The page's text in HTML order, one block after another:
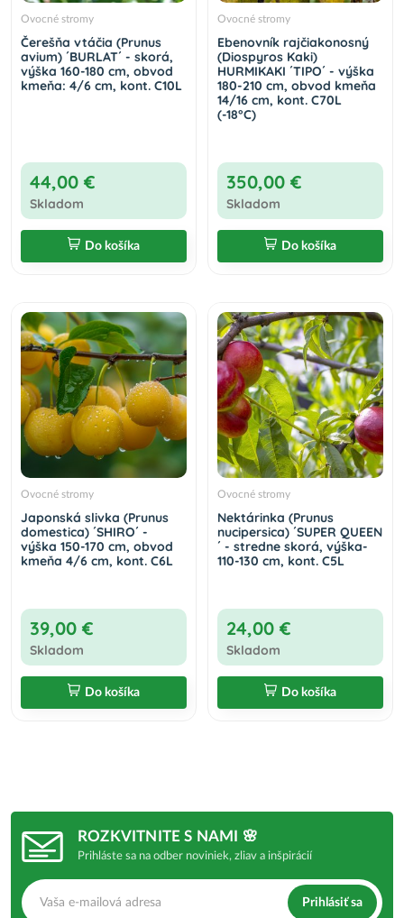
Ovocné stromy
Čerešňa vtáčia (Prunus
avium) ´BURLAT´ - skorá,
výška 160-180 cm, obvod
kmeňa: 4/6 cm, kont. C10L
44,00 €
Skladom
Do košíka
Ovocné stromy
Ebenovník rajčiakonosný
(Diospyros Kaki)
HURMIKAKI ´TIPO´ - výška
180-210 cm, obvod kmeňa
14/16 cm, kont. C70L
(-18°C)
350,00 €
Skladom
Do košíka
Ovocné stromy
Japonská slivka (Prunus
domestica) ´SHIRO´ -
výška 150-170 cm, obvod
kmeňa 4/6 cm, kont. C6L
39,00 €
Skladom
Do košíka
Ovocné stromy
Nektárinka (Prunus
nucipersica) ´SUPER QUEEN
´ - stredne skorá, výška-
110-130 cm, kont. C5L
24,00 €
Skladom
Do košíka
ROZKVITNITE S NAMI 🌸
Prihláste sa na odber noviniek, zliav a inšpirácií
Prihlásiť sa